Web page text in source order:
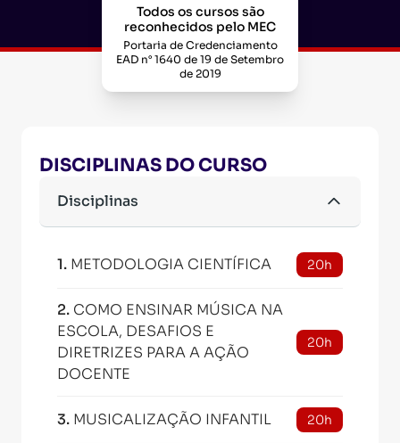
Todos os cursos são
reconhecidos pelo MEC
Portaria de Credenciamento
EAD n° 1640 de 19 de Setembro
de 2019
DISCIPLINAS DO CURSO
Disciplinas
1. METODOLOGIA CIENTÍFICA 20h
2. COMO ENSINAR MÚSICA NA
ESCOLA, DESAFIOS E
DIRETRIZES PARA A AÇÃO
DOCENTE
20h
3. MUSICALIZAÇÃO INFANTIL 20h